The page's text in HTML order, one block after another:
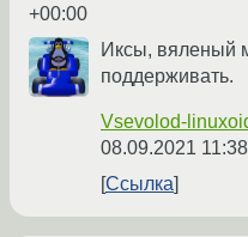
+00:00
Иксы, вяленый
поддерживать.
Vsevolod-
08.09.2021
Ссылка